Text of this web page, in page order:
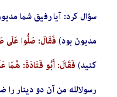
سؤال کرد: آیا رفیق شما
مدیون بود) فَقَالَ: صَلُّوا عَلَى
کنید) فَقَالَ: أَبُو قَتَادَةَ: هُمَا
رسول­الله من آن دو دینار